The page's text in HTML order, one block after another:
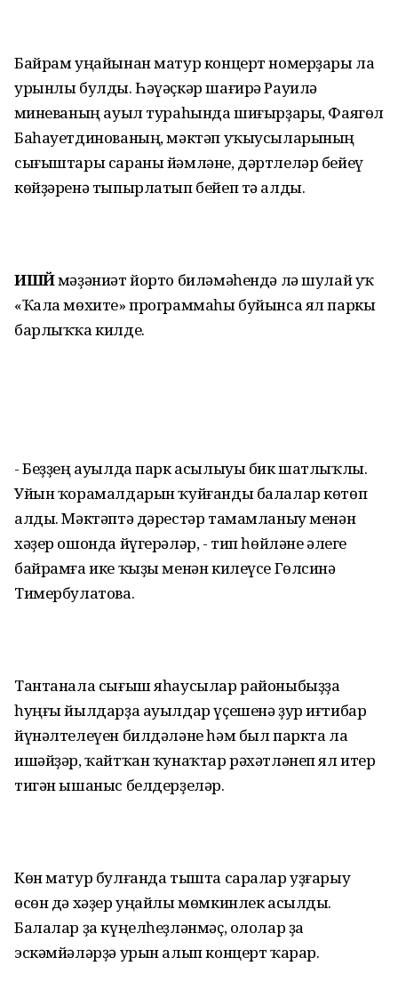
Байрам уңайынан матур концерт номерҙары ла
урынлы булды. Һәүәҫкәр шағирә Рауилә
Әминеваның ауыл тураһында шиғырҙары, Фаягөл
Баһауетдинованың, мәктәп уҡыусыларының
сығыштары сараны йәмләне, дәртлеләр бейеү
көйҙәренә тыпырлатып бейеп тә алды.
ИШӘЙмәҙәниәт йорто биләмәһендә лә шулай уҡ
«Ҡала мөхите» программаһы буйынса ял паркы
барлыҡҡа килде.
- Беҙҙең ауылда парк асылыуы бик шатлыҡлы.
Уйын ҡорамалдарын ҡуйғанды балалар көтөп
алды. Мәктәптә дәрестәр тамамланыу менән
хәҙер ошонда йүгерәләр, - тип һөйләне әлеге
байрамға ике ҡыҙы менән килеүсе Гөлсинә
Тимербулатова.
Тантанала сығыш яһаусылар районыбыҙҙа
һуңғы йылдарҙа ауылдар үҫешенә ҙур иғтибар
йүнәлтелеүен билдәләне һәм был паркта ла
ишәйҙәр, ҡайтҡан ҡунаҡтар рәхәтләнеп ял итер
тигән ышаныс белдерҙеләр.
Көн матур булғанда тышта саралар уҙғарыу
өсөн дә хәҙер уңайлы мөмкинлек асылды.
Балалар ҙа күңелһеҙләнмәҫ, ололар ҙа
эскәмйәләрҙә урын алып концерт ҡарар.